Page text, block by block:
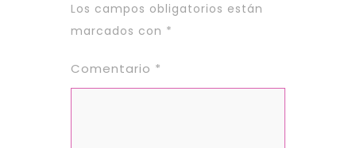
Los campos obligatorios están
marcados con *
Comentario *